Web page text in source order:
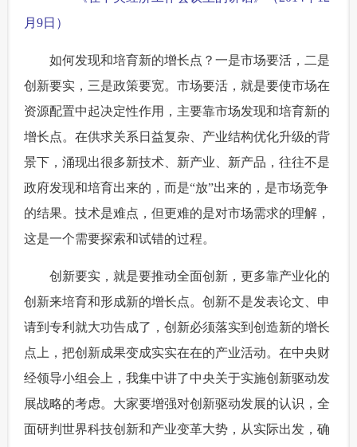
月9日）
如何发现和培育新的增长点？一是市场要活，二是
创新要实，三是政策要宽。市场要活，就是要使市场在
资源配置中起决定性作用，主要靠市场发现和培育新的
增长点。在供求关系日益复杂、产业结构优化升级的背
景下，涌现出很多新技术、新产业、新产品，往往不是
政府发现和培育出来的，而是“放”出来的，是市场竞争
的结果。技术是难点，但更难的是对市场需求的理解，
这是一个需要探索和试错的过程。
创新要实，就是要推动全面创新，更多靠产业化的
创新来培育和形成新的增长点。创新不是发表论文、申
请到专利就大功告成了，创新必须落实到创造新的增长
点上，把创新成果变成实实在在的产业活动。在中央财
经领导小组会上，我集中讲了中央关于实施创新驱动发
展战略的考虑。大家要增强对创新驱动发展的认识，全
面研判世界科技创新和产业变革大势，从实际出发，确